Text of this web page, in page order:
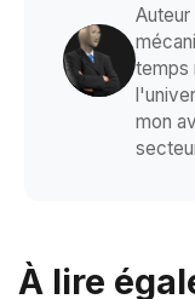
temps
mon
À lire